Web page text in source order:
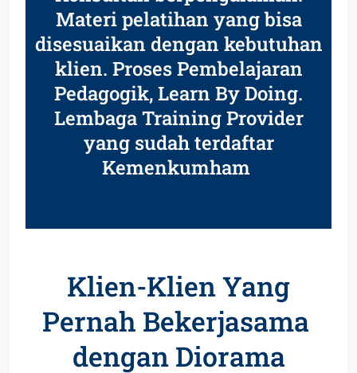
Materi pelatihan yang bisa
disesuaikan dengan kebutuhan
klien. Proses Pembelajaran
Pedagogik, Learn By Doing.
Lembaga Training Provider
yang sudah terdaftar
Kemenkumham
Klien-Klien Yang
Pernah Bekerjasama
dengan Diorama